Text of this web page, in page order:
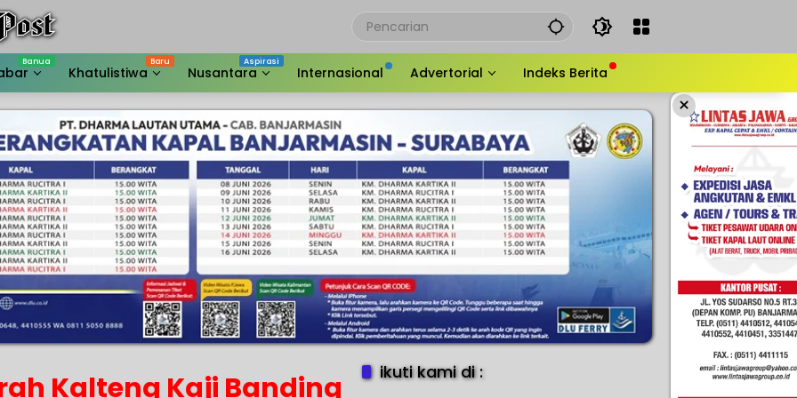
Khatulistiwa Nusantara Internasional Advertorial Indeks Berita
×
Kalteng Kaji Banding
ikuti kami di :